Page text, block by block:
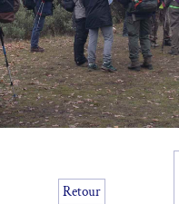
Retour